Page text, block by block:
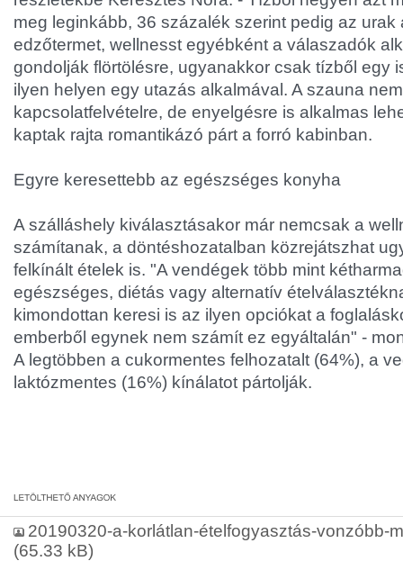
meg leginkább, 36 százalék szerint pedig az urak
edzőtermet, wellnesst egyébként a válaszadók
gondolják flörtölésre, ugyanakkor csak tízből egy
ilyen helyen egy utazás alkalmával. A szauna
kapcsolatfelvételre, de enyelgésre is alkalmas
kaptak rajta romantikázó párt a forró kabinban.
Egyre keresettebb az egészséges konyha
A szálláshely kiválasztásakor már nemcsak a
számítanak, a döntéshozatalban közrejátszhat
felkínált ételek is. "A vendégek több mint
egészséges, diétás vagy alternatív
kimondottan keresi is az ilyen opciókat a
emberből egynek nem számít ez egyáltalán" -
A legtöbben a cukormentes felhozatalt (64%), a
laktózmentes (16%) kínálatot pártolják.
20190320-a-korlátlan-ételfogyasztás-vonzóbb-
(65.33 kB)